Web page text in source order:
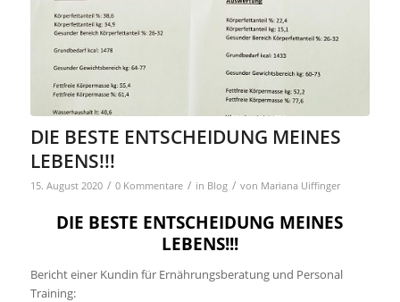
DIE BESTE ENTSCHEIDUNG MEINES
LEBENS!!!
15. August 2020 / 0 Kommentare / in Blog / von Mariana Uiffinger
DIE BESTE ENTSCHEIDUNG MEINES
LEBENS!!!
Bericht einer Kundin für Ernährungsberatung und Personal
Training: